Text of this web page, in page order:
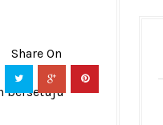
bersetuju